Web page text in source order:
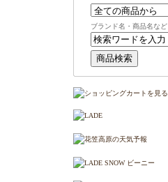
ブランド名・商品名など